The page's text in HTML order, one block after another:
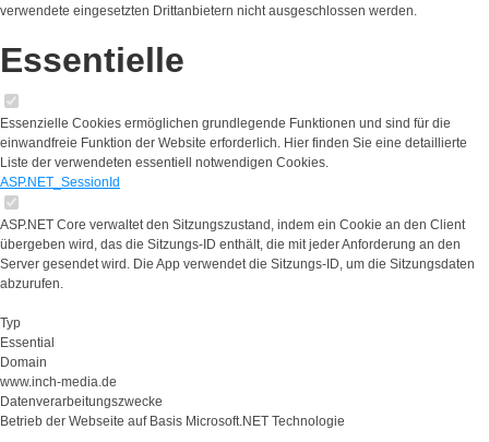
verwendete eingesetzten Drittanbietern nicht ausgeschlossen werden.
Essentielle
Essenzielle Cookies ermöglichen grundlegende Funktionen und sind für die
einwandfreie Funktion der Website erforderlich. Hier finden Sie eine detaillierte
Liste der verwendeten essentiell notwendigen Cookies.
ASP.NET_SessionId
ASP.NET Core verwaltet den Sitzungszustand, indem ein Cookie an den Client
übergeben wird, das die Sitzungs-ID enthält, die mit jeder Anforderung an den
Server gesendet wird. Die App verwendet die Sitzungs-ID, um die Sitzungsdaten
abzurufen.
Typ
Essential
Domain
www.inch-media.de
Datenverarbeitungszwecke
Betrieb der Webseite auf Basis Microsoft.NET Technologie